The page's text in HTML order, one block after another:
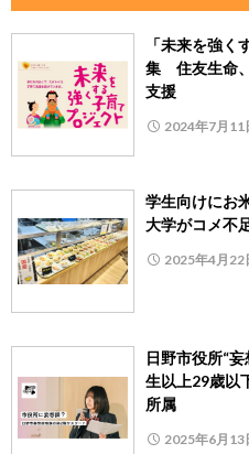
「未来を強く
集 住友生命
支援
2024年7月11
学生向けにお
大学がコメ不
2025年4月22
日野市役所“
生以上29歳以
所属
2025年6月13